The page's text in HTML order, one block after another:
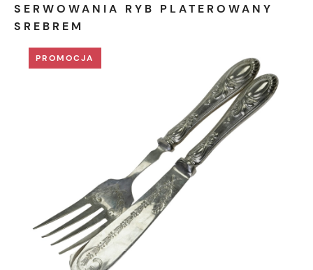
SERWOWANIA RYB PLATEROWANY
SREBREM
PROMOCJA